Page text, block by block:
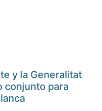
y la Generalitat
conjunto para